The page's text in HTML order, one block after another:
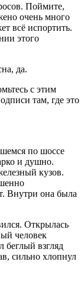
Поймите,
очень много
всё испортить.
этого
да.
с этим
там, где это
по шоссе
и душно.
кузов.
Внутри она была
Открылась
человек
взгляд
сильно хлопнул